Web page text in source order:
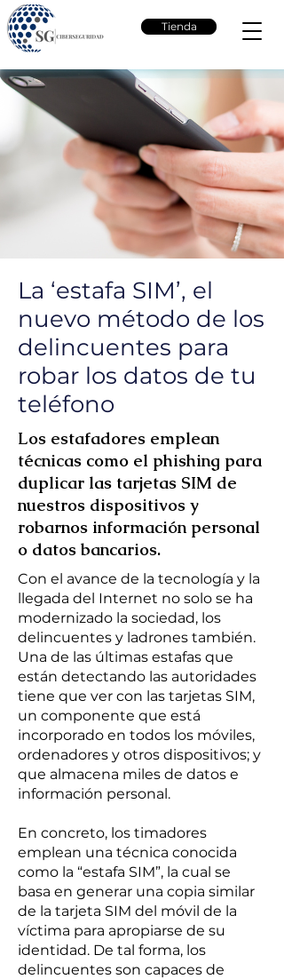
Tienda
La ‘estafa SIM’, el
nuevo método de los
delincuentes para
robar los datos de tu
teléfono
Los estafadores emplean
técnicas como el phishing para
duplicar las tarjetas SIM de
nuestros dispositivos y
robarnos información personal
o datos bancarios.
Con el avance de la tecnología y la
llegada del Internet no solo se ha
modernizado la sociedad, los
delincuentes y ladrones también.
Una de las últimas estafas que
están detectando las autoridades
tiene que ver con las tarjetas SIM,
un componente que está
incorporado en todos los móviles,
ordenadores y otros dispositivos; y
que almacena miles de datos e
información personal.
En concreto, los timadores
emplean una técnica conocida
como la “estafa SIM”, la cual se
basa en generar una copia similar
de la tarjeta SIM del móvil de la
víctima para apropiarse de su
identidad. De tal forma, los
delincuentes son capaces de